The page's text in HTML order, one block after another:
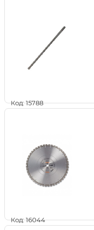
Код: 15788
Код: 16044